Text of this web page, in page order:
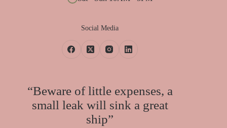
Social Media
“Beware of little expenses, a
small leak will sink a great
ship”